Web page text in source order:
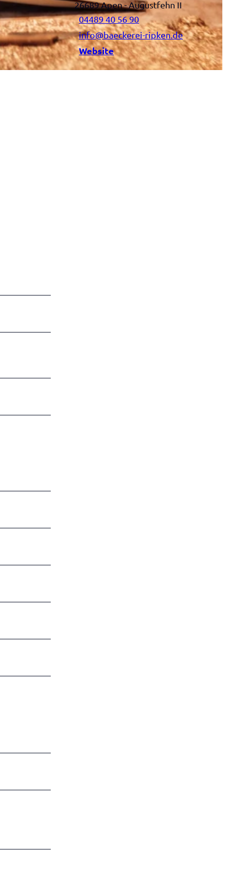
26689Apen- Augustfehn II
04489 40 56 90
info@baeckerei-ripken.de
Website